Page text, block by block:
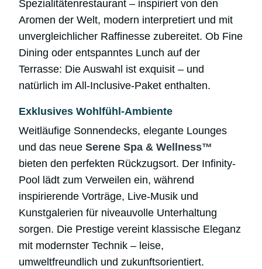
Spezialitätenrestaurant – inspiriert von den
Aromen der Welt, modern interpretiert und mit
unvergleichlicher Raffinesse zubereitet. Ob Fine
Dining oder entspanntes Lunch auf der
Terrasse: Die Auswahl ist exquisit – und
natürlich im All-Inclusive-Paket enthalten.
Exklusives Wohlfühl-Ambiente
Weitläufige Sonnendecks, elegante Lounges
und das neueSerene Spa & Wellness™
bieten den perfekten Rückzugsort. Der Infinity-
Pool lädt zum Verweilen ein, während
inspirierende Vorträge, Live-Musik und
Kunstgalerien für niveauvolle Unterhaltung
sorgen. Die Prestige vereint klassische Eleganz
mit modernster Technik – leise,
umweltfreundlich und zukunftsorientiert.